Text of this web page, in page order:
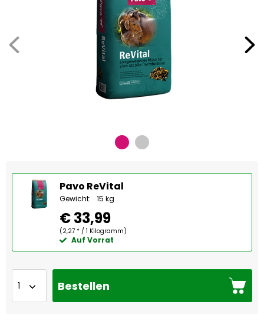
Pavo ReVital
Gewicht: 15 kg
€ 33,99
(2,27 * / 1 Kilogramm)
Auf Vorrat
Bestellen